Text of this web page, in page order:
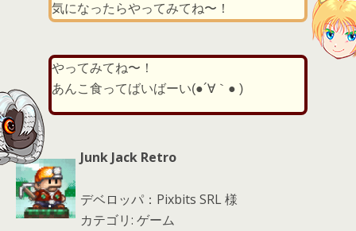
気になったらやってみてね〜！
やってみてね〜！
あんこ食ってばいばーい(●´∀｀● )
Junk Jack Retro
デベロッパ：Pixbits SRL 様
カテゴリ: ゲーム